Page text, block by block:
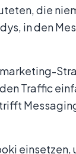
die
in den
Traffic
einsetzen,